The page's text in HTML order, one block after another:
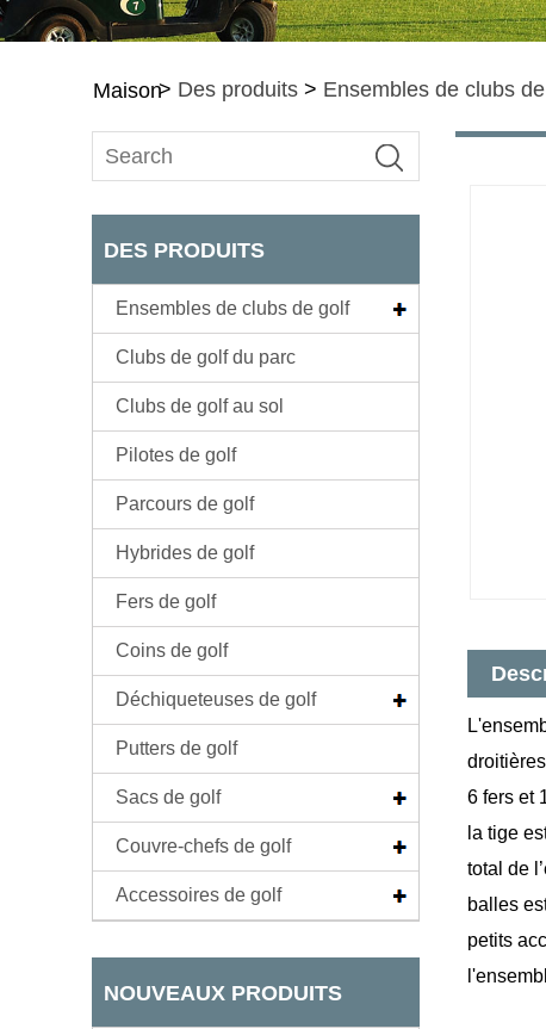
Maison> Des produits > Ensembles de clubs
DES PRODUITS
Ensembles de clubs de golf
Clubs de golf du parc
Clubs de golf au sol
Pilotes de golf
Parcours de golf
Hybrides de golf
Fers de golf
Coins de golf
Déchiqueteuses de golf
Putters de golf
Sacs de golf
Couvre-chefs de golf
Accessoires de golf
NOUVEAUX PRODUITS
6 fers et
la tige
total de
balles
petits